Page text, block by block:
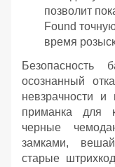
позволит
Found
время
осознанный
невзрачности
приманка для
черные
замками,
старые